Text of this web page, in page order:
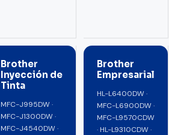
Brother
Inyección de
Tinta
MFC-J995DW ·
MFC-J1300DW ·
MFC-J4540DW ·
Brother
Empresarial
HL-L6400DW ·
MFC-L6900DW ·
MFC-L9570CDW
· HL-L9310CDW ·